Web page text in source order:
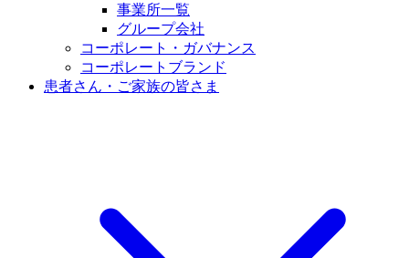
事業所一覧
グループ会社
コーポレート・ガバナンス
コーポレートブランド
患者さん・ご家族の皆さま